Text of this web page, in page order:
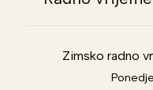
Zimsko radno